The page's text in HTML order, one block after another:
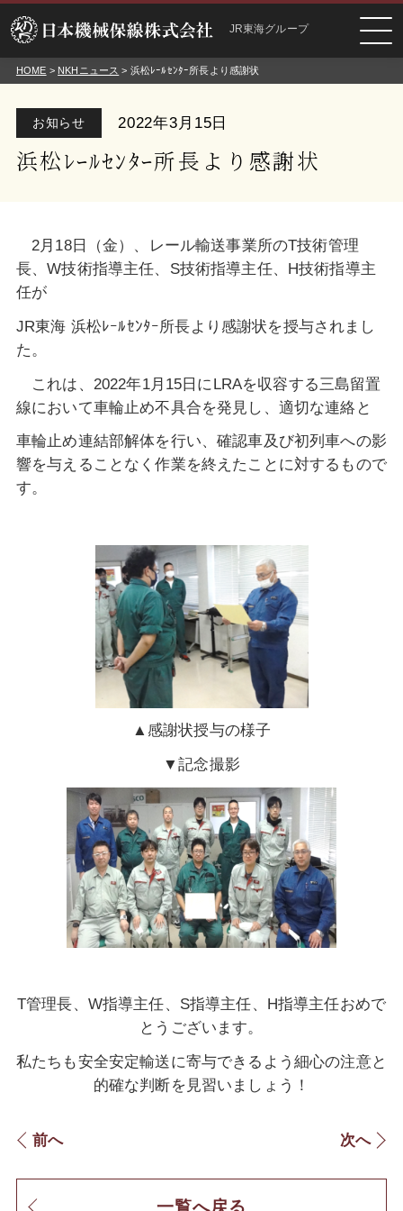
JR東海グループ
HOME > NKHニュース > 浜松ﾚｰﾙｾﾝﾀｰ所長より感謝状
お知らせ 2022年3月15日
浜松ﾚｰﾙｾﾝﾀｰ所長より感謝状
2月18日（金）、レール輸送事業所のT技術管理
長、W技術指導主任、S技術指導主任、H技術指導主
任が
JR東海 浜松ﾚｰﾙｾﾝﾀｰ所長より感謝状を授与されまし
た。
これは、2022年1月15日にLRAを収容する三島留置
線において車輪止め不具合を発見し、適切な連絡と
車輪止め連結部解体を行い、確認車及び初列車への影
響を与えることなく作業を終えたことに対するもので
す。
▲感謝状授与の様子
▼記念撮影
T管理長、W指導主任、S指導主任、H指導主任おめで
とうございます。
私たちも安全安定輸送に寄与できるよう細心の注意と
的確な判断を見習いましょう！
前へ 次へ
一覧へ戻る